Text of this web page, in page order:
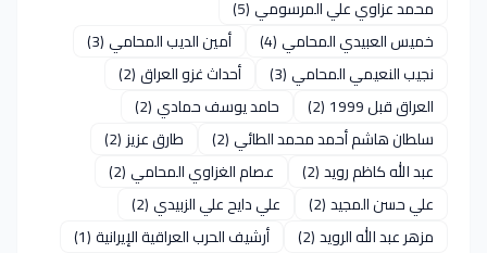
محمد عزاوي علي المرسومي (5)
خميس العبيدي المحامي (4) أمين الديب المحامي (3)
نجيب النعيمي المحامي (3) أحداث غزو العراق(2)
العراق قبل 1999
(2) حامد يوسف حمادي(2)
سلطان هاشم أحمد محمد الطائي (2) طارق عزيز (2)
عبد الله كاظم رويد(2) عصام الغزاوي المحامي (2)
علي حسن المجيد(2) علي دايح علي الزبيدي(2)
مزهر عبد الله الرويد(2) أرشيف الحرب العراقية الإيرانية(1)